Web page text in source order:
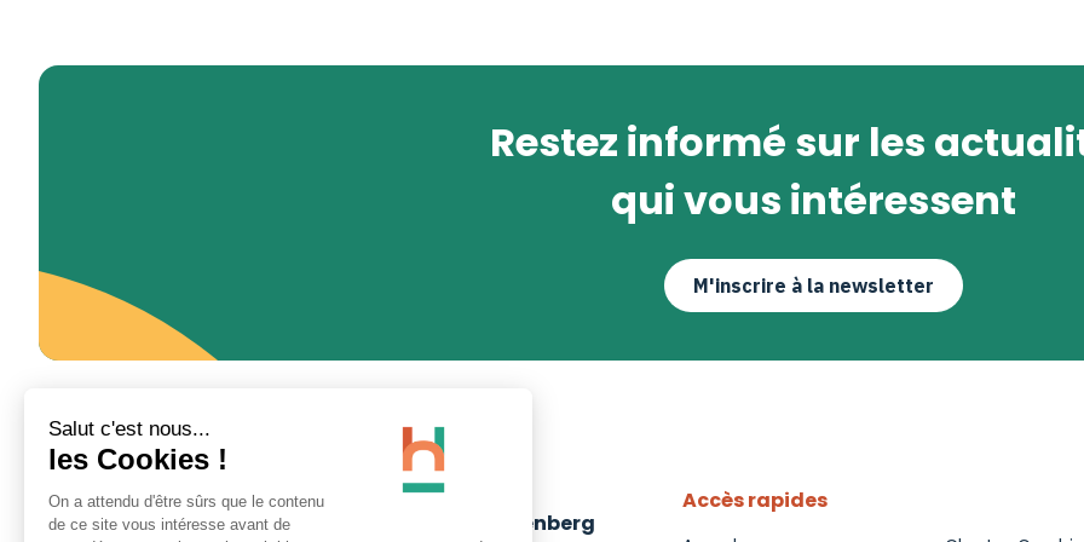
Restez informé sur les
qui vous intéressent
M'inscrire à la newsletter
Site Minier d'Arenberg
Accès rapides